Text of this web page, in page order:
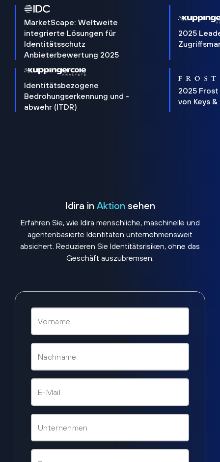
MarketScape: Weltweite
integrierte Lösungen für
Identitätsschutz
Anbieterbewertung 2025
2025
Identitätsbezogene
Bedrohungserkennung und -
abwehr (ITDR)
2025 Frost
von Keys
Idira in Aktion sehen
Erfahren Sie, wie Idira menschliche, maschinelle und
agentenbasierte Identitäten unternehmensweit
absichert. Reduzieren Sie Identitätsrisiken, ohne das
Geschäft auszubremsen.